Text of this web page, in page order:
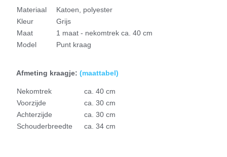
Materiaal
Katoen, polyester
Kleur
Grijs
Maat
1 maat - nekomtrek ca. 40 cm
Model
Punt kraag
Afmeting kraagje: (maattabel)
Nekomtrek
ca. 40 cm
Voorzijde
ca. 30 cm
Achterzijde
ca. 30 cm
Schouderbreedte
ca. 34 cm